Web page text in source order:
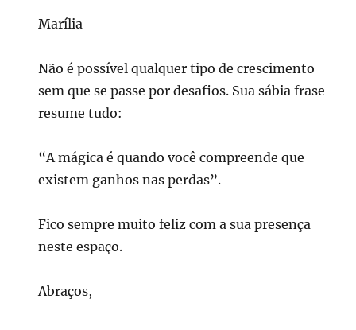
Marília
Não é possível qualquer tipo de crescimento
sem que se passe por desafios. Sua sábia frase
resume tudo:
“A mágica é quando você compreende que
existem ganhos nas perdas”.
Fico sempre muito feliz com a sua presença
neste espaço.
Abraços,